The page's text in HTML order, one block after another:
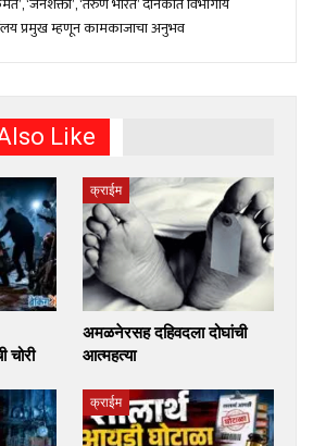
प्रमुख म्हणून कामकाजाचा अनुभव
Like
चोरी
क्राईम
अमळनेरसह दहिवदला दोघांची
आत्महत्या
क्राईम